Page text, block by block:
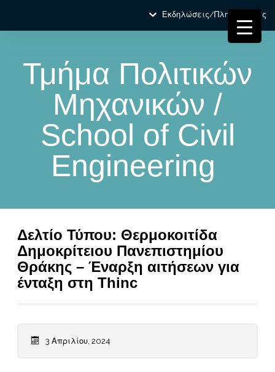
Εκδηλώσεις/Πληροφορίες
Τμήμα Πολιτικών
Μηχανικών /
School of Civil
Engineering
Δελτίο Τύπου: Θερμοκοιτίδα
Δημοκρίτειου Πανεπιστημίου
Θράκης – Έναρξη αιτήσεων για
ένταξη στη Thinc
3 Απριλίου, 2024